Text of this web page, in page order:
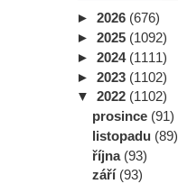
► 2026 (676)
► 2025 (1092)
► 2024 (1111)
► 2023 (1102)
▼ 2022 (1102)
prosince (91)
listopadu (89)
října (93)
září (93)